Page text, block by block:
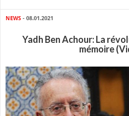
NEWS - 08.01.2021
Yadh Ben Achour: La
mémoire